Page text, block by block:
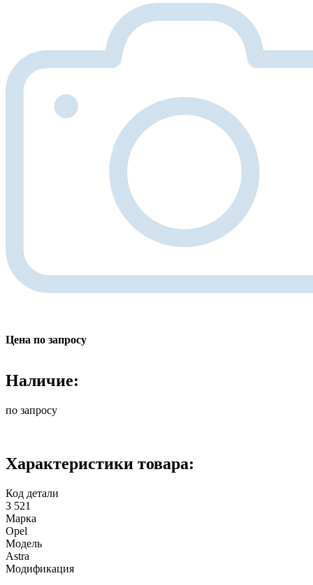
Цена по запросу
Наличие:
по запросу
Характеристики товара:
Код детали
3 521
Марка
Opel
Модель
Astra
Модификация